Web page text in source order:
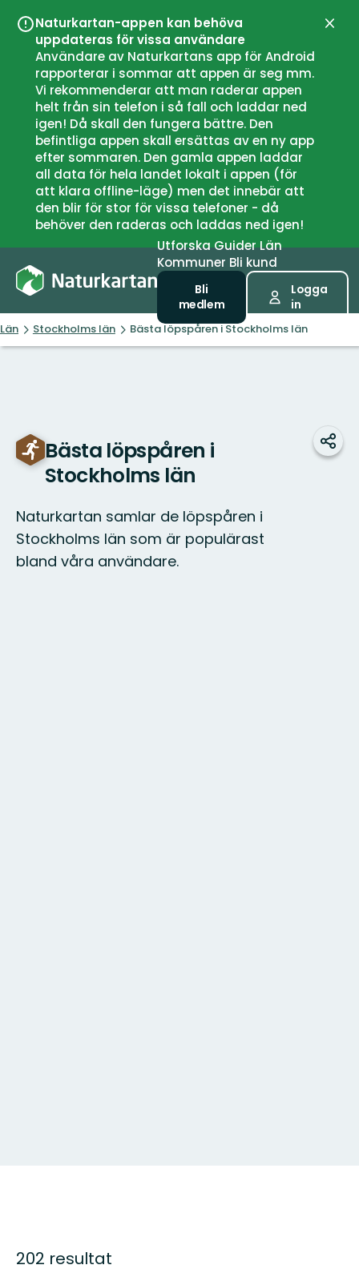
Naturkartan-appen kan behöva
uppdateras för vissa användare
Användare av Naturkartans app för Android
rapporterar i sommar att appen är seg mm.
Vi rekommenderar att man raderar appen
helt från sin telefon i så fall och laddar ned
igen! Då skall den fungera bättre. Den
befintliga appen skall ersättas av en ny app
efter sommaren. Den gamla appen laddar
all data för hela landet lokalt i appen (för
att klara offline-läge) men det innebär att
den blir för stor för vissa telefoner - då
behöver den raderas och laddas ned igen!
UtforskaGuiderLän
Kommuner Bli kund
Bli
medlem
Logga
in
Län Stockholms län Bästa löpspåren i Stockholms län
Bästa löpspåren i
Stockholms län
Naturkartan samlar de löpspåren i
Stockholms län som är populärast
bland våra användare.
Dela
202 resultat